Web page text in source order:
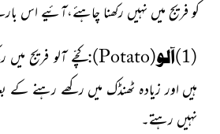
کو فریج میں نہیں رکھنا چاہئے،آئیے اس
(1)آلو( Potato
):کچّے آلو فریج
ہیں اور زیادہ ٹھنڈک میں رکھے رہنے کے
نہیں رہتے۔